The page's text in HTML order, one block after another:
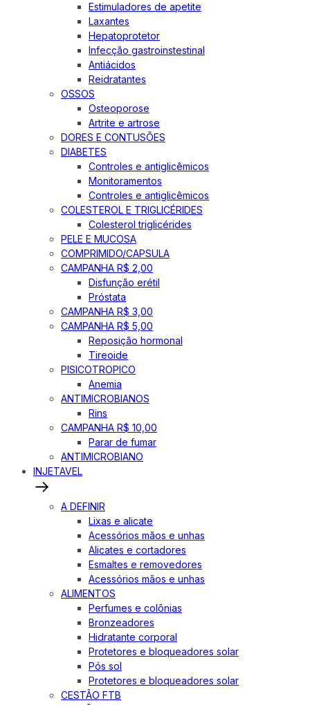
Estimuladores de apetite
Laxantes
Hepatoprotetor
Infecção gastroinstestinal
Antiácidos
Reidratantes
OSSOS
Osteoporose
Artrite e artrose
DORES E CONTUSÕES
DIABETES
Controles e antiglicêmicos
Monitoramentos
Controles e antiglicêmicos
COLESTEROL E TRIGLICÉRIDES
Colesterol triglicérides
PELE E MUCOSA
COMPRIMIDO/CAPSULA
CAMPANHA R$ 2,00
Disfunção erétil
Próstata
CAMPANHA R$ 3,00
CAMPANHA R$ 5,00
Reposição hormonal
Tireoide
PISICOTROPICO
Anemia
ANTIMICROBIANOS
Rins
CAMPANHA R$ 10,00
Parar de fumar
ANTIMICROBIANO
INJETAVEL
A DEFINIR
Lixas e alicate
Acessórios mãos e unhas
Alicates e cortadores
Esmaltes e removedores
Acessórios mãos e unhas
ALIMENTOS
Perfumes e colônias
Bronzeadores
Hidratante corporal
Protetores e bloqueadores solar
Pós sol
Protetores e bloqueadores solar
CESTÃO FTB